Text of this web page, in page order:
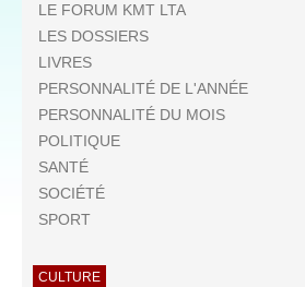
LE FORUM KMT LTA
LES DOSSIERS
LIVRES
PERSONNALITÉ DE L'ANNÉE
PERSONNALITÉ DU MOIS
POLITIQUE
SANTÉ
SOCIÉTÉ
SPORT
CULTURE